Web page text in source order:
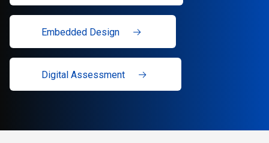
Embedded Design
Digital Assessment